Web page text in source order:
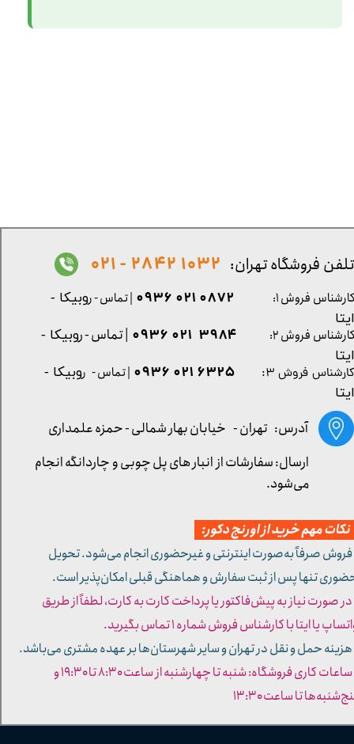
کارشناس فروش ۳: ۶۳۲۵ ۰۲۱ ۰۹۳۶ | تماس - روبیکا -
ایتا
آدرس: تهران - خیابان بهار شمالی - حمزه علمداری
تلفن فروشگاه تهران: 1032 2842 - 021
مهم خرید از اورنج دکور:
صرفاً به‌صورت اینترنتی و غیرحضوری انجام می‌شود. تحویل
تنها پس از ثبت سفارش و هماهنگی قبلی امکان‌پذیر است.
صورت نیاز به پیش‌فاکتور یا پرداخت کارت به کارت، لطفاً از طریق
یا ایتا با کارشناس فروش شماره ۱ تماس بگیرید.
حمل و نقل در تهران و سایر شهرستان‌ها بر عهده مشتری می‌باشد.
- ساعات کاری فروشگاه: شنبه تا چهارشنبه از ساعت ۸:۳۰ تا ۱۹:۳۰ و
تا ساعت ۱۳:۳۰​​​​​​​
کارشناس فروش ۱: 0872 021 0936 | تماس - روبیکا -
ایتا
کارشناس فروش ۲:
۳۹۸۴ ۰۲۱ ۰۹۳۶ | تماس - روبیکا -
ایتا
ارسال: سفارشات از انبار های پل چوبی و چاردانگه انجام
می‌شود.